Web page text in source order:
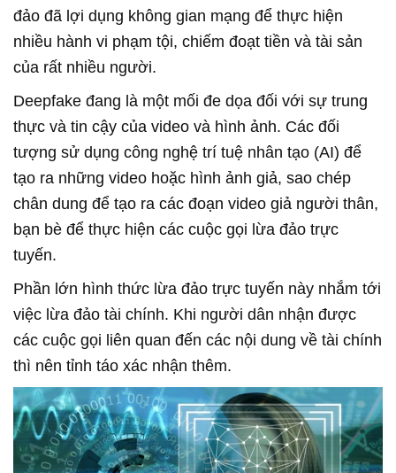
đảo đã lợi dụng không gian mạng để thực hiện
nhiều hành vi phạm tội, chiếm đoạt tiền và tài sản
của rất nhiều người.
Deepfake đang là một mối đe dọa đối với sự trung
thực và tin cậy của video và hình ảnh. Các đối
tượng sử dụng công nghệ trí tuệ nhân tạo (AI) để
tạo ra những video hoặc hình ảnh giả, sao chép
chân dung để tạo ra các đoạn video giả người thân,
bạn bè để thực hiện các cuộc gọi lừa đảo trực
tuyến.
Phần lớn hình thức lừa đảo trực tuyến này nhắm tới
việc lừa đảo tài chính. Khi người dân nhận được
các cuộc gọi liên quan đến các nội dung về tài chính
thì nên tỉnh táo xác nhận thêm.